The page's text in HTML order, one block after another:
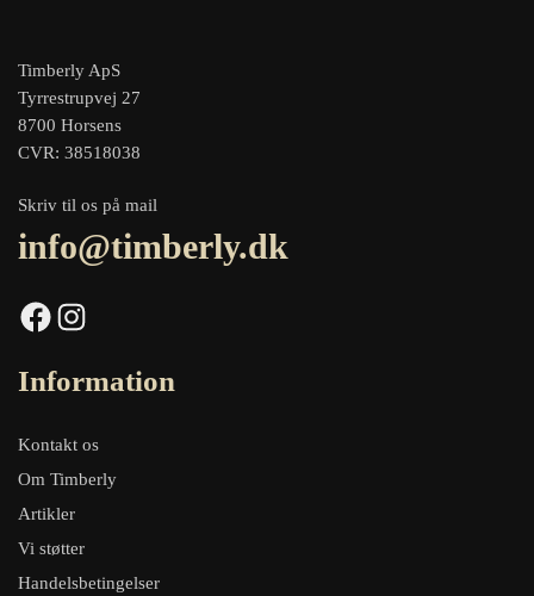
Timberly ApS
Tyrrestrupvej 27
8700 Horsens
CVR: 38518038
Skriv til os på mail
info@timberly.dk
Facebook Instagram
Information
Kontakt os
Om Timberly
Artikler
Vi støtter
Handelsbetingelser